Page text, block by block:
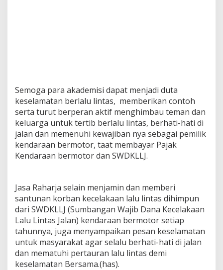
Semoga para akademisi dapat menjadi duta
keselamatan berlalu lintas, memberikan contoh
serta turut berperan aktif menghimbau teman dan
keluarga untuk tertib berlalu lintas, berhati-hati di
jalan dan memenuhi kewajiban nya sebagai pemilik
kendaraan bermotor, taat membayar Pajak
Kendaraan bermotor dan SWDKLLJ.
Jasa Raharja selain menjamin dan memberi
santunan korban kecelakaan lalu lintas dihimpun
dari SWDKLLJ (Sumbangan Wajib Dana Kecelakaan
Lalu Lintas Jalan) kendaraan bermotor setiap
tahunnya, juga menyampaikan pesan keselamatan
untuk masyarakat agar selalu berhati-hati di jalan
dan mematuhi pertauran lalu lintas demi
keselamatan Bersama.(has).